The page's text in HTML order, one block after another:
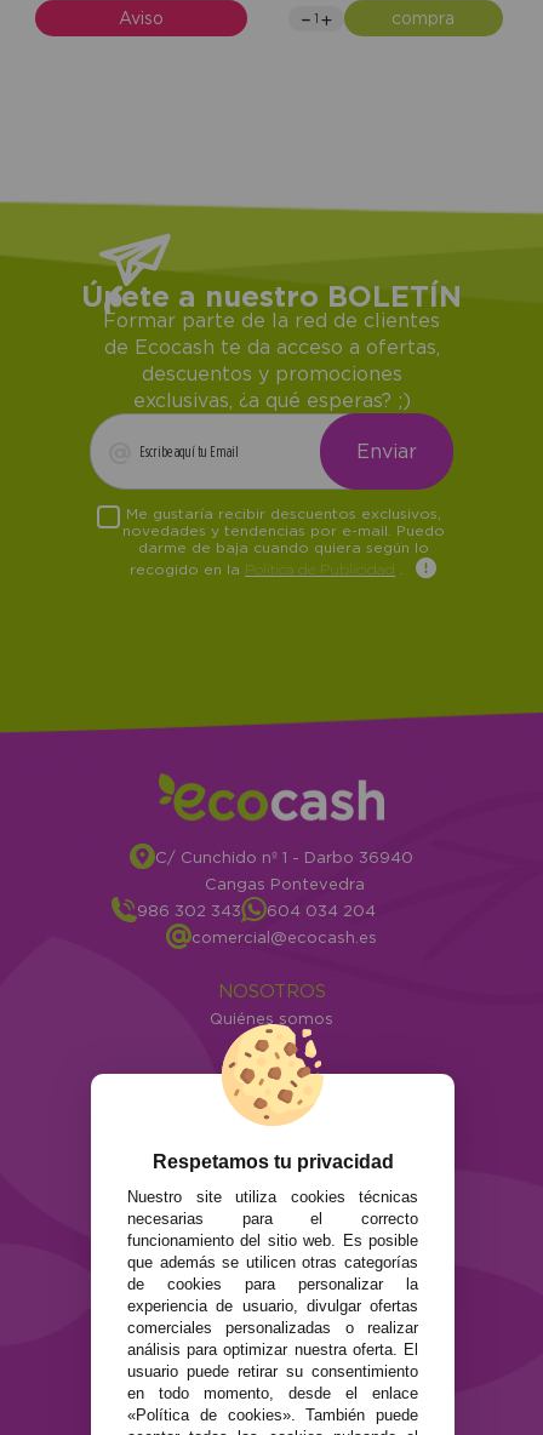
Aviso compra
Únete a nuestro BOLETÍN
Formar parte de la red de clientes
de Ecocash te da acceso a ofertas,
descuentos y promociones
exclusivas, ¿a qué esperas? ;)
Me gustaría recibir descuentos exclusivos,
novedades y tendencias por e-mail. Puedo
darme de baja cuando quiera según lo
recogido en la Política de Publicidad
C/ Cunchido nº 1 - Darbo 36940
Cangas Pontevedra
986 302 343
604 034 204
comercial@ecocash.es
NOSOTROS
Quiénes somos
Info
ATENCIÓN AL CLIENTE
Envíos y devoluciones
Formas de pago
Contacto
SEGURIDAD Y PRIVACIDAD
Términos y condiciones de uso
Política de privacidad
Política de cookies
Respetamos tu privacidad
Nuestro site utiliza cookies técnicas
necesarias para el correcto
funcionamiento del sitio web. Es posible
que además se utilicen otras categorías
de cookies para personalizar la
experiencia de usuario, divulgar ofertas
comerciales personalizadas o realizar
análisis para optimizar nuestra oferta. El
usuario puede retirar su consentimiento
en todo momento, desde el enlace
«Política de cookies». También puede